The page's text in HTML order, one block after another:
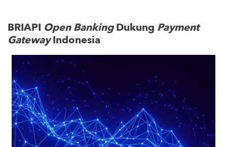
BRIAPI Open BankingDukung Payment
GatewayIndonesia